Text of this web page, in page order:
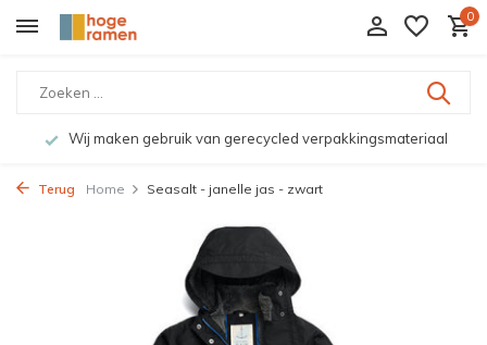
0
Wij maken gebruik van gerecycled verpakkingsmateriaal
Terug Home Seasalt - janelle jas - zwart